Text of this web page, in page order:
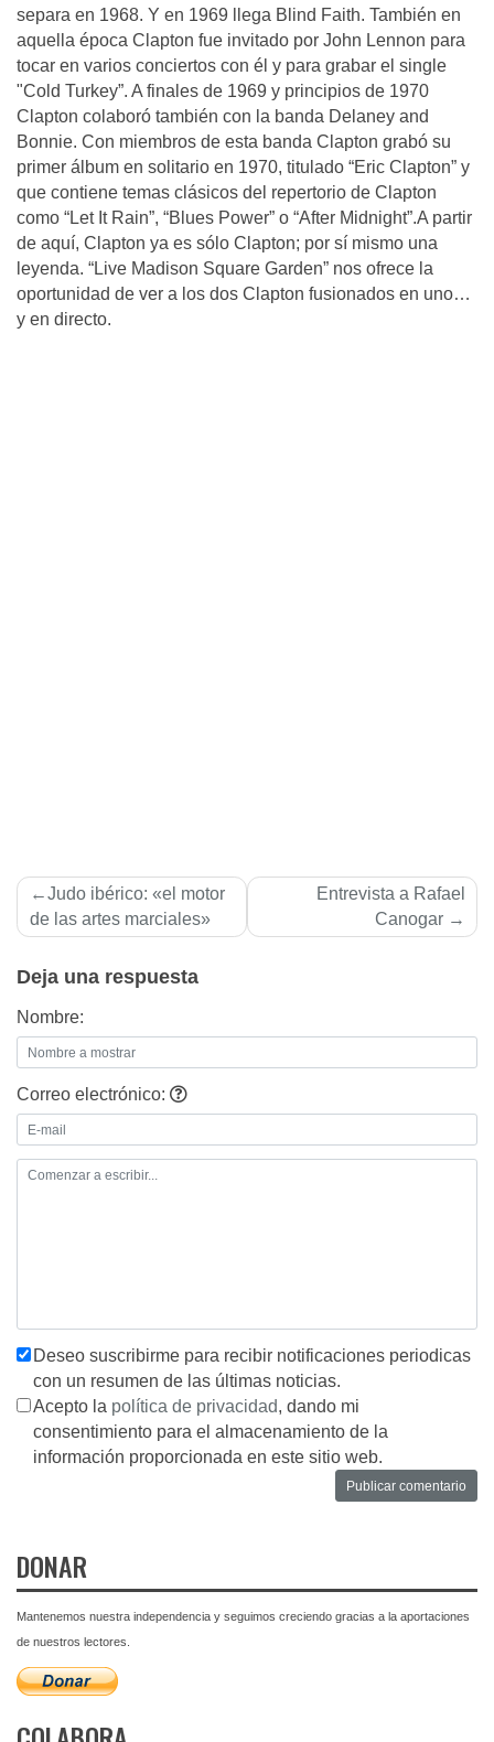
separa en 1968. Y en 1969 llega Blind Faith. También en
aquella época Clapton fue invitado por John Lennon para
tocar en varios conciertos con él y para grabar el single
"Cold Turkey”. A finales de 1969 y principios de 1970
Clapton colaboró también con la banda Delaney and
Bonnie. Con miembros de esta banda Clapton grabó su
primer álbum en solitario en 1970, titulado “Eric Clapton” y
que contiene temas clásicos del repertorio de Clapton
como “Let It Rain”, “Blues Power” o “After Midnight”.A partir
de aquí, Clapton ya es sólo Clapton; por sí mismo una
leyenda. “Live Madison Square Garden” nos ofrece la
oportunidad de ver a los dos Clapton fusionados en uno…
y en directo.
Navegación
de
Judo ibérico: «el motor
de las artes marciales»
Entrevista a Rafael
Canogar
Deja una respuesta
Nombre:
Correo electrónico:
Deseo suscribirme para recibir notificaciones periodicas
con un resumen de las últimas noticias.
Acepto la política de privacidad, dando mi
consentimiento para el almacenamiento de la
información proporcionada en este sitio web.
DONAR
Mantenemos nuestra independencia y seguimos creciendo gracias a la aportaciones
de nuestros lectores.